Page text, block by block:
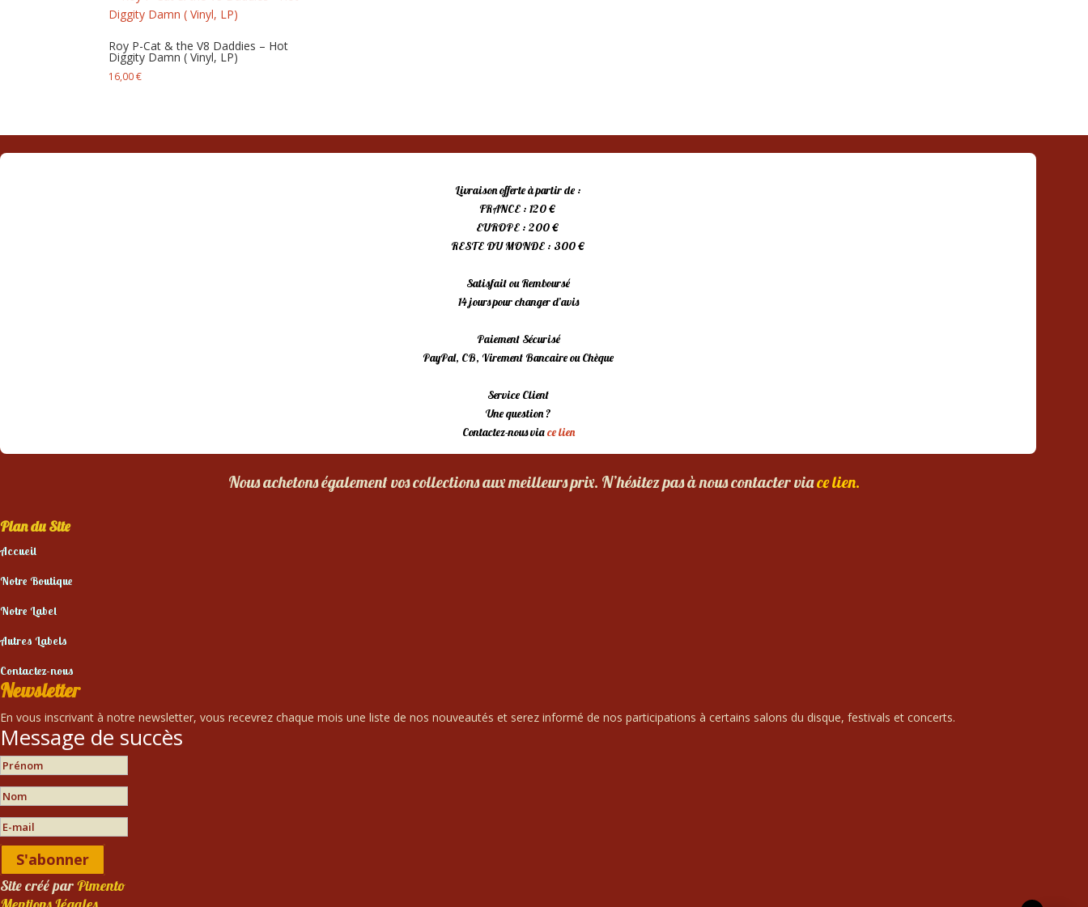
Roy P-Cat & the V8 Daddies – Hot
Diggity Damn ( Vinyl, LP)
16,00€
Livraison offerte à partir de :
FRANCE : 120 €
EUROPE : 200 €
RESTE DU MONDE : 300 €
Satisfait ou Remboursé
14 jours pour changer d’avis
Paiement Sécurisé
PayPal, CB, Virement Bancaire ou Chèque
Service Client
Une question ?
Contactez-nous viace lien
Nous achetons également vos collections aux meilleurs prix. N’hésitez pas à nous contacter viace lien.
Plan du Site
Accueil
Notre Boutique
Notre Label
Autres Labels
Contactez-nous
Newsletter
En vous inscrivant à notre newsletter, vous recevrez chaque mois une liste de nos nouveautés et serez informé de nos participations à certains salons du disque, festivals et concerts.
Message de succès
S'abonner
Site créé parPimento